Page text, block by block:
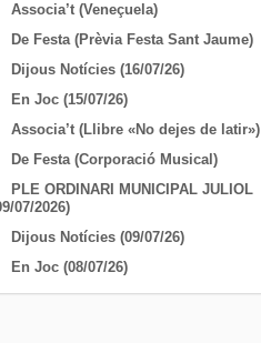
Associa’t (Veneçuela)
De Festa (Prèvia Festa Sant Jaume)
Dijous Notícies (16/07/26)
En Joc (15/07/26)
Associa’t (Llibre «No dejes de latir»)
De Festa (Corporació Musical)
PLE ORDINARI MUNICIPAL JULIOL
07/2026)
Dijous Notícies (09/07/26)
En Joc (08/07/26)